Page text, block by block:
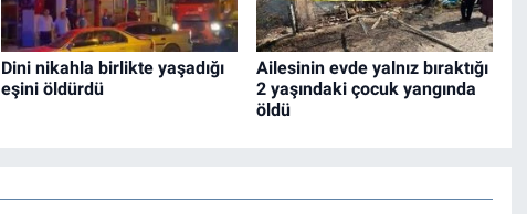
Dini nikahla birlikte yaşadığı
eşini öldürdü
Ailesinin evde yalnız bıraktığı
2 yaşındaki çocuk yangında
öldü